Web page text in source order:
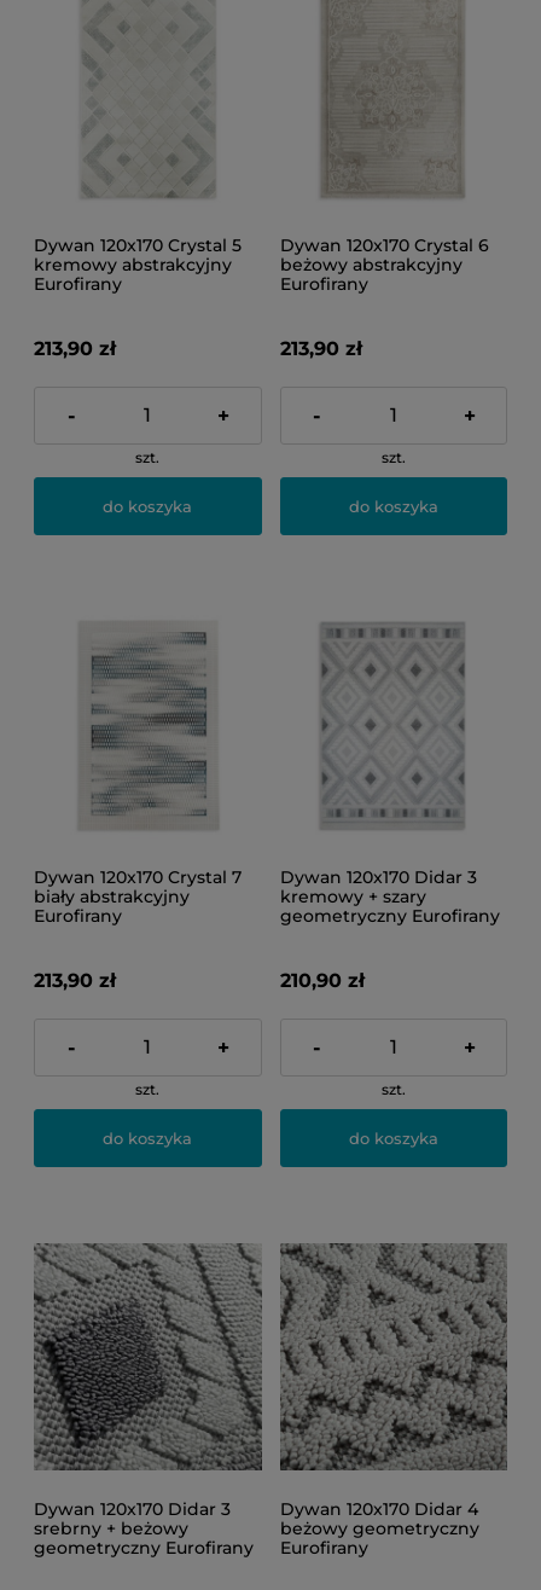
Dywan 120x170 Crystal 5
kremowy abstrakcyjny
Eurofirany
213,90 zł
- +
szt.
do koszyka
Dywan 120x170 Crystal 6
beżowy abstrakcyjny
Eurofirany
213,90 zł
- +
szt.
do koszyka
Dywan 120x170 Crystal 7
biały abstrakcyjny
Eurofirany
213,90 zł
- +
szt.
do koszyka
Dywan 120x170 Didar 3
kremowy + szary
geometryczny Eurofirany
210,90 zł
- +
szt.
do koszyka
Dywan 120x170 Didar 3
srebrny + beżowy
geometryczny Eurofirany
Dywan 120x170 Didar 4
beżowy geometryczny
Eurofirany